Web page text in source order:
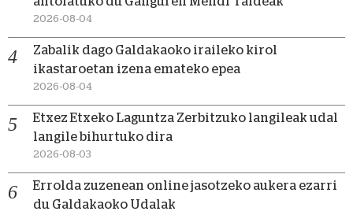
2026-08-04
Zabalik dago Galdakaoko iraileko kirol
ikastaroetan izena emateko epea
2026-08-04
Etxez Etxeko Laguntza Zerbitzuko langileak udal
langile bihurtuko dira
2026-08-03
Errolda zuzenean online jasotzeko aukera ezarri
du Galdakaoko Udalak